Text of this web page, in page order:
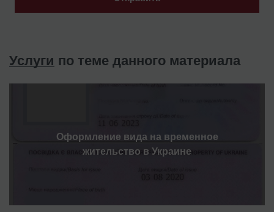
Услуги по теме данного материала
Оформление вида на временное
жительство в Украине